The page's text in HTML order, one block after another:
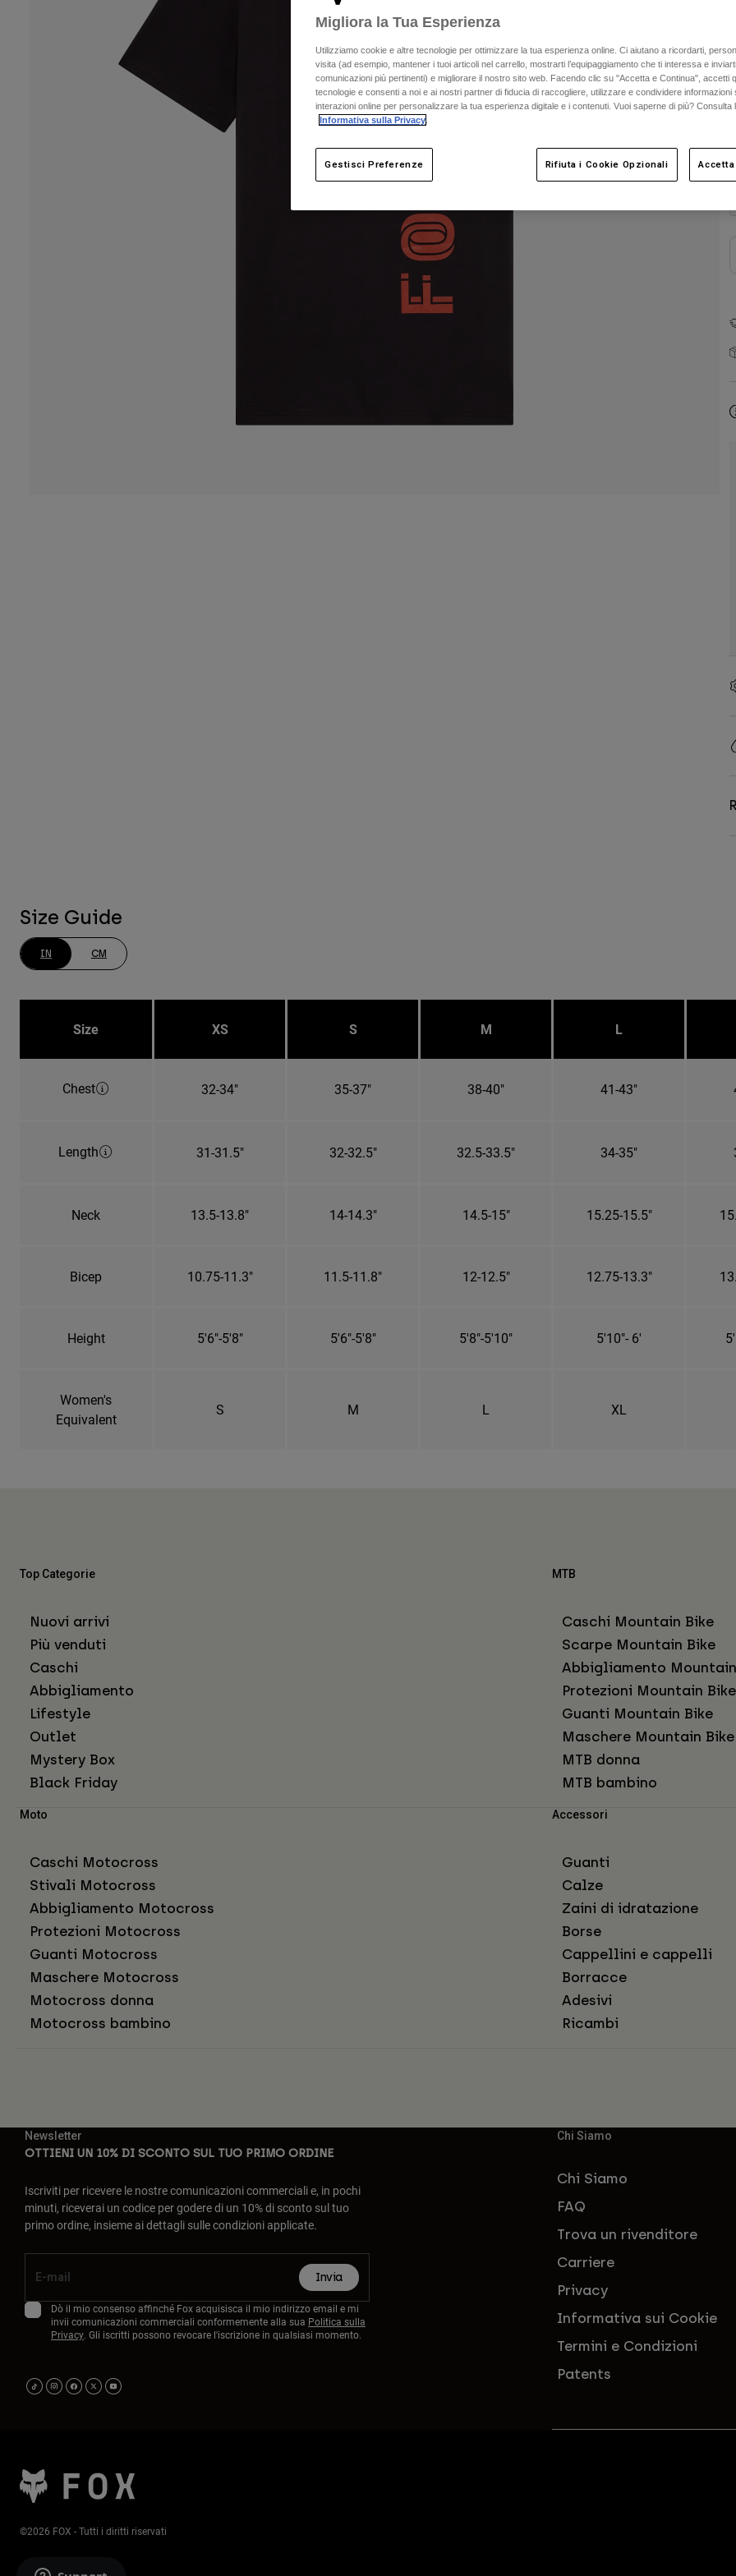
Size Guide
IN CM
Size XS S M L
Chest 32-34" 35-37" 38-40" 41-43"
Length 31-31.5" 32-32.5" 32.5-33.5" 34-35"
Neck 13.5-13.8" 14-14.3" 14.5-15" 15.25-15.5"
Bicep 10.75-11.3" 11.5-11.8" 12-12.5" 12.75-13.3"
Height 5'6"-5'8" 5'6"-5'8" 5'8"-5'10" 5'10"- 6'
Women's
Equivalent
S M L XL
Top Categorie
Nuovi arrivi
Più venduti
Caschi
Abbigliamento
Lifestyle
Outlet
Mystery Box
Black Friday
MTB
Caschi Mountain Bike
Scarpe Mountain Bike
Abbigliamento
Protezioni Mountain Bike
Guanti Mountain Bike
Maschere Mountain Bike
MTB donna
MTB bambino
Moto
Caschi Motocross
Stivali Motocross
Abbigliamento Motocross
Protezioni Motocross
Guanti Motocross
Maschere Motocross
Motocross donna
Motocross bambino
Accessori
Guanti
Calze
Zaini di idratazione
Borse
Cappellini e cappelli
Borracce
Adesivi
Ricambi
Newsletter
OTTIENI UN 10% DI SCONTO SUL TUO PRIMO ORDINE
Iscriviti per ricevere le nostre comunicazioni commerciali e, in pochi
minuti, riceverai un codice per godere di un 10% di sconto sul tuo
primo ordine, insieme ai dettagli sulle condizioni applicate.
Invia
Dò il mio consenso affinché Fox acquisisca il mio indirizzo email e mi
invii comunicazioni commerciali conformemente alla sua Politica sulla
Privacy. Gli iscritti possono revocare l'iscrizione in qualsiasi momento.
Chi Siamo
Chi Siamo
FAQ
Trova un rivenditore
Carriere
Privacy
Informativa sui Cookie
Termini e Condizioni
Patents
©2026 FOX - Tutti i diritti riservati
Migliora la Tua Esperienza
Utilizziamo cookie e altre tecnologie per ottimizzare la tua esperienza online. Ci aiutano a ricordarti,
visita (ad esempio, mantener i tuoi articoli nel carrello, mostrarti l’equipaggiamento che ti interessa e
comunicazioni più pertinenti) e migliorare il nostro sito web. Facendo clic su "Accetta e Continua", accetti
tecnologie e consenti a noi e ai nostri partner di fiducia di raccogliere, utilizzare e condividere informazioni
interazioni online per personalizzare la tua esperienza digitale e i contenuti. Vuoi saperne di più? Consulta
Informativa sulla Privacy
Gestisci Preferenze Rifiuta i Cookie Opzionali